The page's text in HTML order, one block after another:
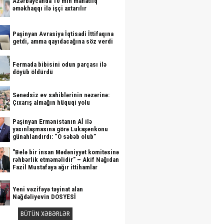
əməkhaqqı ilə işçi axtarılır
Paşinyan Avrasiya İqtisadi İttifaqına
getdi, amma qayıdacağına söz verdi
Fermada bibisini odun parçası ilə
döyüb öldürdü
Sənədsiz ev sahiblərinin nəzərinə:
Çıxarış almağın hüquqi yolu
Paşinyan Ermənistanın Aİ ilə
yaxınlaşmasına görə Lukaşenkonu
günahlandırdı: “O səbəb olub”
"Belə bir insan Mədəniyyət komitəsinə
rəhbərlik etməməlidir" – Akif Nağıdan
Fazil Mustafaya ağır ittihamlar
Yeni vəzifəyə təyinat alan
Nağdəliyevin DOSYESİ
BÜTÜN XƏBƏRLƏR